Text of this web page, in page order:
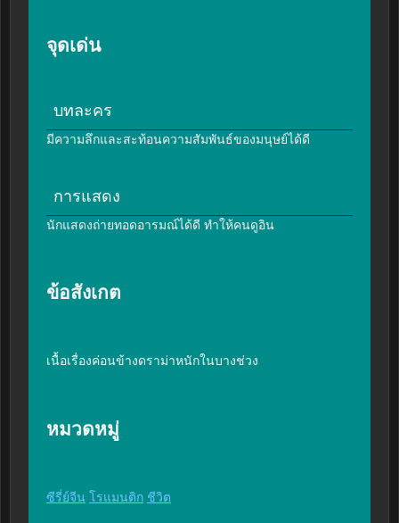
จุดเด่น
บทละคร
มีความลึกและสะท้อนความสัมพันธ์ของมนุษย์ได้ดี
การแสดง
นักแสดงถ่ายทอดอารมณ์ได้ดี ทำให้คนดูอิน
ข้อสังเกต
เนื้อเรื่องค่อนข้างดราม่าหนักในบางช่วง
หมวดหมู่
ซีรี่ย์จีน โรแมนติก ชีวิต